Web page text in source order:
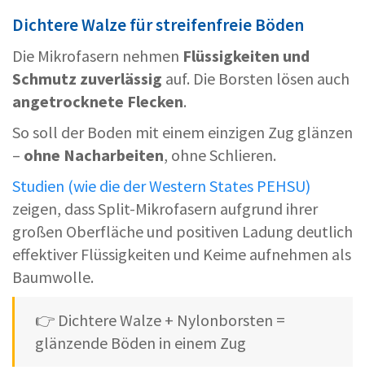
Dichtere Walze für streifenfreie Böden
Die Mikrofasern nehmen Flüssigkeiten und
Schmutz zuverlässig auf. Die Borsten lösen auch
angetrocknete Flecken.
So soll der Boden mit einem einzigen Zug glänzen
– ohne Nacharbeiten, ohne Schlieren.
Studien (wie die der Western States PEHSU)
zeigen, dass Split-Mikrofasern aufgrund ihrer
großen Oberfläche und positiven Ladung deutlich
effektiver Flüssigkeiten und Keime aufnehmen als
Baumwolle.
👉 Dichtere Walze + Nylonborsten =
glänzende Böden in einem Zug